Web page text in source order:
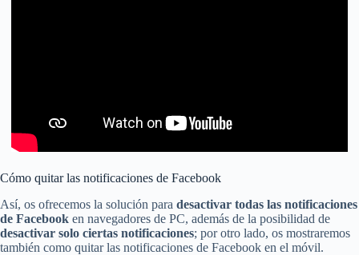
Cómo quitar las notificaciones de Facebook
Así, os ofrecemos la solución para desactivar todas las notificaciones
de Facebook en navegadores de PC, además de la posibilidad de
desactivar solo ciertas notificaciones; por otro lado, os mostraremos
también como quitar las notificaciones de Facebook en el móvil.